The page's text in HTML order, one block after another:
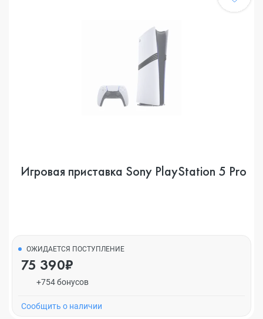
Игровая приставка Sony PlayStation 5 Pro
ОЖИДАЕТСЯ ПОСТУПЛЕНИЕ
75 390₽
+754 бонусов
Cообщить о наличии